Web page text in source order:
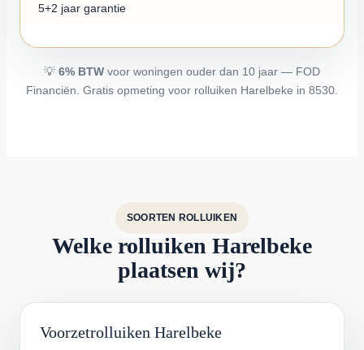
5+2 jaar garantie
💡 6% BTW voor woningen ouder dan 10 jaar — FOD
Financiën . Gratis opmeting voor rolluiken Harelbeke in 8530.
SOORTEN ROLLUIKEN
Welke rolluiken Harelbeke
plaatsen wij?
Voorzetrolluiken Harelbeke